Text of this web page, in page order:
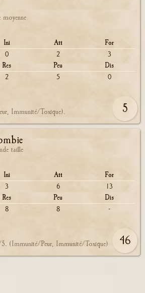
moyenne
Ini
0
Att
2
For
3
Res
2
Peu
5
Dis
0
Immunité/Toxique). 5
taille
Ini
3
Att
6
For
13
Res
8
Peu
8
Dis
-
(Immunité/Peur, Immunité/Toxique) 46